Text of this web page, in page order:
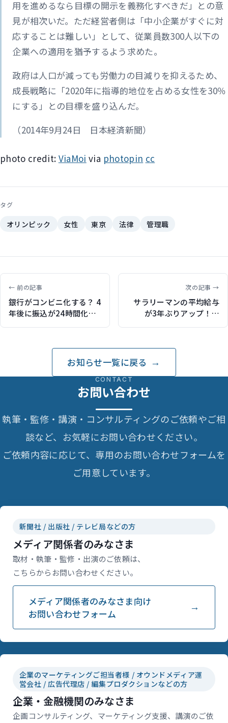
用を進めるなら目標の開示を義務化すべきだ」との意
見が相次いだ。ただ経営者側は「中小企業がすぐに対
応することは難しい」として、従業員数300人以下の
企業への適用を猶予するよう求めた。
政府は人口が減っても労働力の目減りを抑えるため、
成長戦略に「2020年に指導的地位を占める女性を30％
にする」との目標を盛り込んだ。
（2014年9月24日 日本経済新聞）
photo credit: ViaMoi via photopin cc
タグ
オリンピック 女性 東京 法律 管理職
← 前の記事
銀行がコンビニ化する？ 4
年後に振込が24時間化す
次の記事 →
サラリーマンの平均給与
が3年ぶりアップ！
お知らせ一覧に戻る
CONTACT
お問い合わせ
執筆・監修・講演・コンサルティングのご依頼やご相
談など、お気軽にお問い合わせください。
ご依頼内容に応じて、専用のお問い合わせフォームを
ご用意しています。
新聞社 / 出版社 / テレビ局などの方
メディア関係者のみなさま
取材・執筆・監修・出演のご依頼は、
こちらからお問い合わせください。
メディア関係者のみなさま向け
お問い合わせフォーム
企業のマーケティングご担当者様 / オウンドメディア運
営会社 / 広告代理店 / 編集プロダクションなどの方
企業・金融機関のみなさま
企画コンサルティング、マーケティング支援、講演のご依